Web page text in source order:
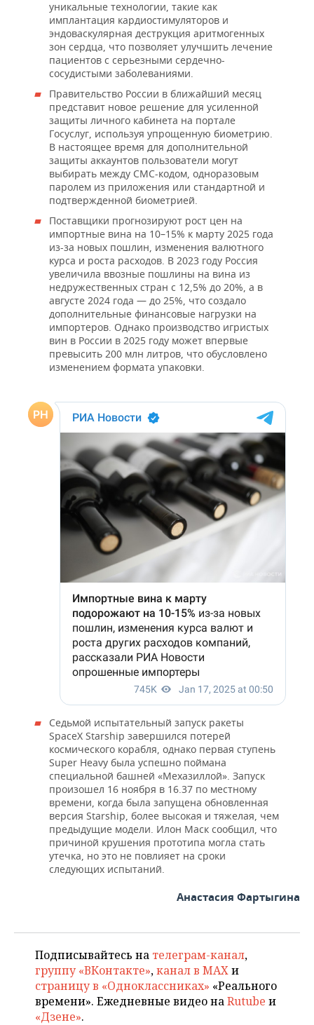
уникальные технологии, такие как
имплантация кардиостимуляторов и
эндоваскулярная деструкция аритмогенных
зон сердца, что позволяет улучшить лечение
пациентов с серьезными сердечно-
сосудистыми заболеваниями.
Правительство России в ближайший месяц
представит новое решение для усиленной
защиты личного кабинета на портале
Госуслуг, используя упрощенную биометрию.
В настоящее время для дополнительной
защиты аккаунтов пользователи могут
выбирать между СМС-кодом, одноразовым
паролем из приложения или стандартной и
подтвержденной биометрией.
Поставщики прогнозируют рост цен на
импортные вина на 10–15% к марту 2025 года
из-за новых пошлин, изменения валютного
курса и роста расходов. В 2023 году Россия
увеличила ввозные пошлины на вина из
недружественных стран с 12,5% до 20%, а в
августе 2024 года — до 25%, что создало
дополнительные финансовые нагрузки на
импортеров. Однако производство игристых
вин в России в 2025 году может впервые
превысить 200 млн литров, что обусловлено
изменением формата упаковки.
Седьмой испытательный запуск ракеты
SpaceX Starship завершился потерей
космического корабля, однако первая ступень
Super Heavy была успешно поймана
специальной башней «Мехазиллой». Запуск
произошел 16 ноября в 16.37 по местному
времени, когда была запущена обновленная
версия Starship, более высокая и тяжелая, чем
предыдущие модели. Илон Маск сообщил, что
причиной крушения прототипа могла стать
утечка, но это не повлияет на сроки
следующих испытаний.
Анастасия Фартыгина
Подписывайтесь на телеграм-канал,
группу «ВКонтакте»,канал в MAXи
страницу в «Одноклассниках» «Реального
времени». Ежедневные видео наRutube и
«Дзене».